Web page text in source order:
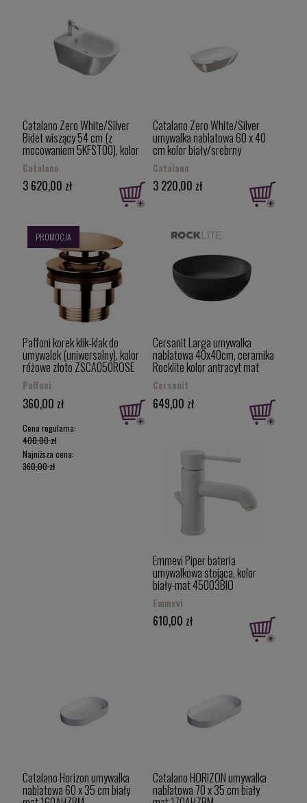
Catalano Zero White/Silver
Bidet wiszący 54 cm (z
mocowaniem 5KFST00), kolor
biały/srebrny 1BS55NRBA
Catalano
3 620,00 zł
Catalano Zero White/Silver
umywalka nablatowa 60 x 40
cm kolor biały/srebrny
160APGRLXBA
Catalano
3 220,00 zł
Paffoni korek klik-klak do
umywalek (uniwersalny), kolor
różowe złoto ZSCA050ROSE
Paffoni
360,00 zł
Cena regularna:
400,00 zł
Najniższa cena:
360,00 zł
PROMOCJA
Cersanit Larga umywalka
nablatowa 40x40cm, ceramika
Rocklite kolor antracyt mat
K677-019
Cersanit
649,00 zł
Emmevi Piper bateria
umywalkowa stojąca, kolor
biały-mat 45003BIO
Emmevi
610,00 zł
Catalano Horizon umywalka
nablatowa 60 x 35 cm biały
Catalano HORIZON umywalka
nablatowa 70 x 35 cm biały